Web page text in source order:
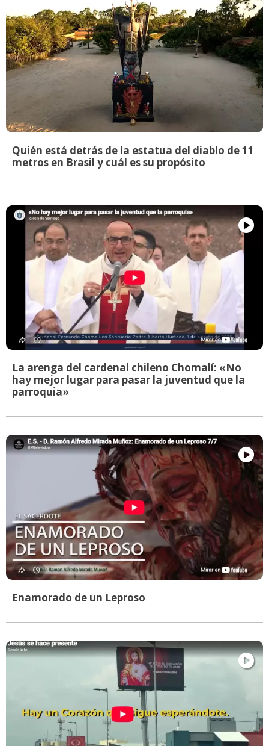
Quién está detrás de la estatua del diablo de 11
metros en Brasil y cuál es su propósito
La arenga del cardenal chileno Chomalí: «No
hay mejor lugar para pasar la juventud que la
parroquia»
Enamorado de un Leproso